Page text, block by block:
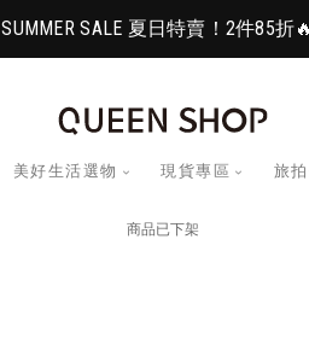
SUMMER SALE 夏日特賣！2件85折🔥
美好生活選物 現貨專區 旅
商品已下架